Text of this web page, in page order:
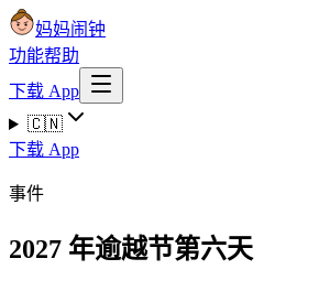
妈妈闹钟
功能帮助
下载 App
🇨🇳
下载 App
事件
2027 年逾越节第六天